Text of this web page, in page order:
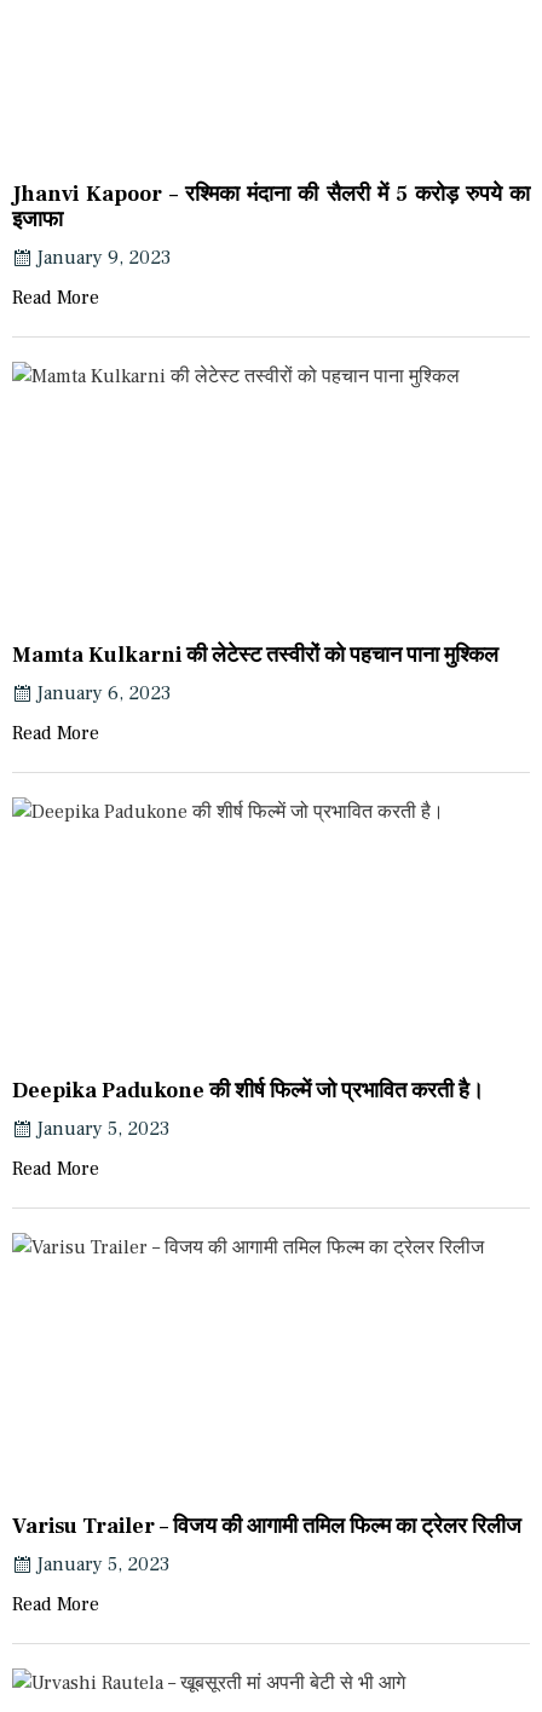
Jhanvi Kapoor – रश्मिका मंदाना की सैलरी में 5 करोड़ रुपये का
इजाफा
January 9, 2023
Read More
Mamta Kulkarni की लेटेस्ट तस्वीरों को पहचान पाना मुश्किल
January 6, 2023
Read More
Deepika Padukone की शीर्ष फिल्में जो प्रभावित करती है।
January 5, 2023
Read More
Varisu Trailer – विजय की आगामी तमिल फिल्म का ट्रेलर रिलीज
January 5, 2023
Read More